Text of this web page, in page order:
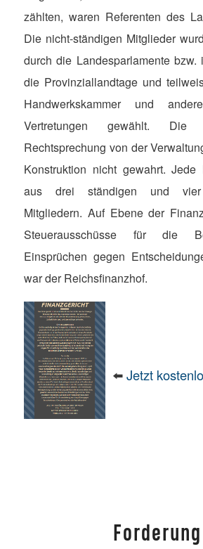
zählten, waren Referenten des
Die nicht-ständigen Mitglieder
durch die Landesparlamente
die Provinziallandtage und
Handwerkskammer und
Vertretungen gewählt. Die
Rechtsprechung von der
Konstruktion nicht gewahrt. Jede
aus drei ständigen und vier
Mitgliedern. Auf Ebene der
Steuerausschüsse für die
Einsprüchen gegen
war der Reichsfinanzhof.
⬅️Jetzt
Forderung